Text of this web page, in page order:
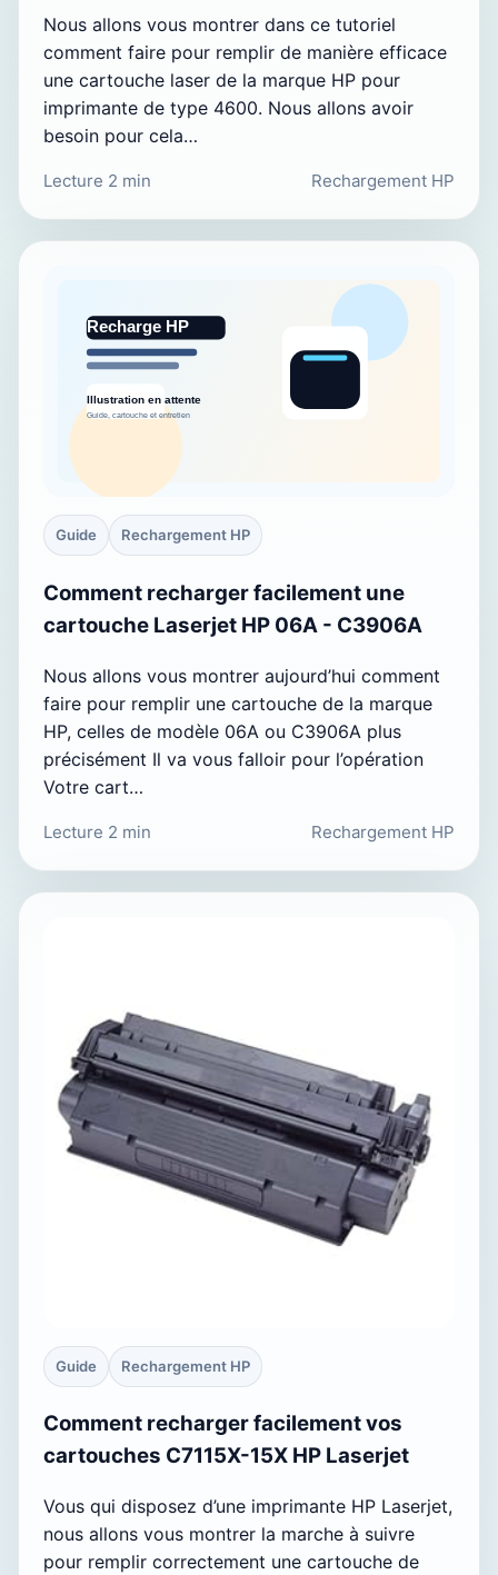
Nous allons vous montrer dans ce tutoriel
comment faire pour remplir de manière efficace
une cartouche laser de la marque HP pour
imprimante de type 4600. Nous allons avoir
besoin pour cela…
Lecture 2 min Rechargement HP
Guide Rechargement HP
Comment recharger facilement une
cartouche Laserjet HP 06A - C3906A
Nous allons vous montrer aujourd’hui comment
faire pour remplir une cartouche de la marque
HP, celles de modèle 06A ou C3906A plus
précisément Il va vous falloir pour l’opération
Votre cart…
Lecture 2 min Rechargement HP
Guide Rechargement HP
Comment recharger facilement vos
cartouches C7115X-15X HP Laserjet
Vous qui disposez d’une imprimante HP Laserjet,
nous allons vous montrer la marche à suivre
pour remplir correctement une cartouche de